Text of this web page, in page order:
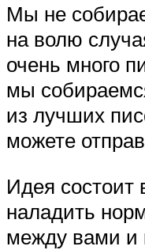
Мы не
на волю
очень много
мы
из лучших
можете
Идея состоит
наладить
между вами и